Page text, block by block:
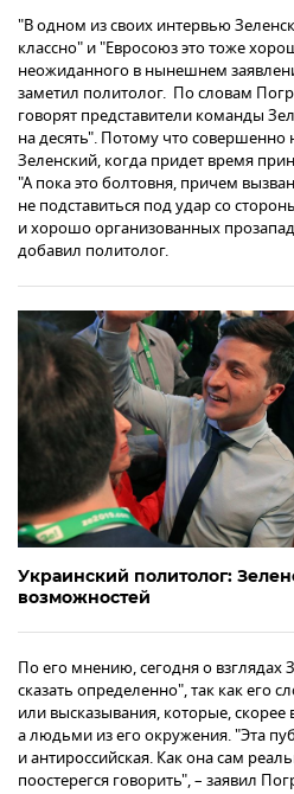
"В одном из своих интервью
классно" и "Евросоюз это тоже
неожиданного в нынешнем
заметил политолог. По словам
говорят представители команды
на десять". Потому что совершенно
Зеленский, когда придет время
"А пока это болтовня, причем
не подставиться под удар со
и хорошо организованных
добавил политолог.
Украинский политолог:
возможностей
По его мнению, сегодня о взглядах
сказать определенно", так как его
или высказывания, которые, скорее
а людьми из его окружения. "Эта
и антироссийская. Как она сам
поостерегся говорить", – заявил